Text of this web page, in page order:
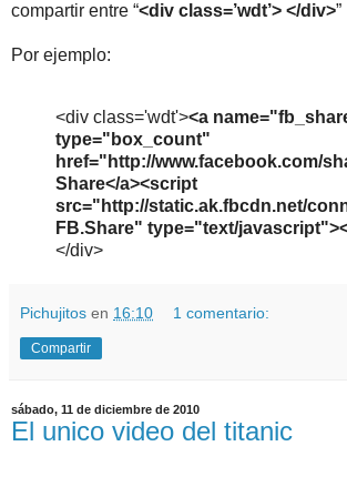
compartir entre “<div class=’wdt’> </div>”
Por ejemplo:
<div class='wdt'><a
type="box_count"
href="http://www.facebook.com/
Share</a><script
src="http://static.ak.fbcdn.net/
FB.Share" type="text/
</div>
Pichujitos en 16:10 1 comentario:
Compartir
sábado, 11 de diciembre de 2010
El unico video del titanic